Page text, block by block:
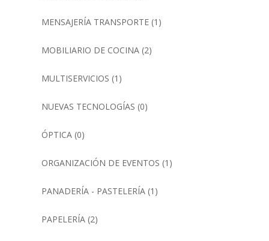
MENSAJERÍA TRANSPORTE(1)
MOBILIARIO DE COCINA(2)
MULTISERVICIOS (1)
NUEVAS TECNOLOGÍAS (0)
ÓPTICA(0)
ORGANIZACIÓN DE EVENTOS (1)
PANADERÍA - PASTELERÍA(1)
PAPELERÍA(2)